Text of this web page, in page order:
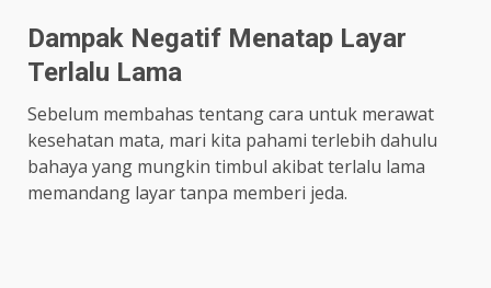
Dampak Negatif Menatap Layar
Terlalu Lama
Sebelum membahas tentang cara untuk merawat
kesehatan mata, mari kita pahami terlebih dahulu
bahaya yang mungkin timbul akibat terlalu lama
memandang layar tanpa memberi jeda.